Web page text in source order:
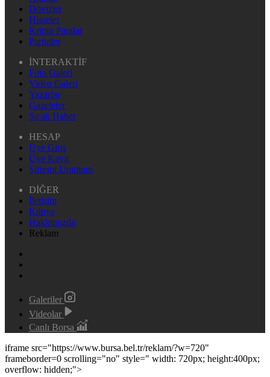
Dövizler
Hisseler
Kripto Paralar
Pariteler
İNTERAKTİF
Foto Galeri
Video Galeri
Yazarlar
Gazeteler
Sıcak Haber
HESAP
Üye Giriş
Üye Kayıt
Şifremi Unuttum
DİĞER
İletişim
Künye
Hakkımızda
Reklam
Galeriler
Videolar
Canlı Borsa
iframe src="https://www.bursa.bel.tr/reklam/?w=720"
frameborder=0 scrolling="no" style=" width: 720px; height:400px;
overflow: hidden;">